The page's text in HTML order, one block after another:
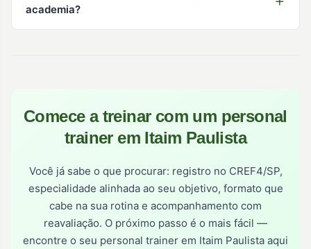
academia?
Comece a treinar com um personal
trainer em Itaim Paulista
Você já sabe o que procurar: registro no CREF4/SP,
especialidade alinhada ao seu objetivo, formato que
cabe na sua rotina e acompanhamento com
reavaliação. O próximo passo é o mais fácil —
encontre o seu personal trainer em Itaim Paulista aqui